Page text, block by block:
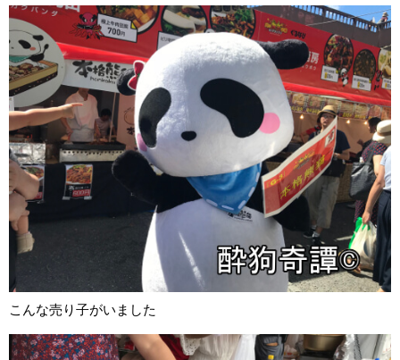
こんな売り子がいました